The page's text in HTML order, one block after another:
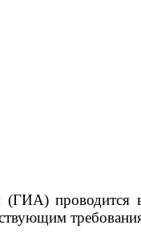
проводится